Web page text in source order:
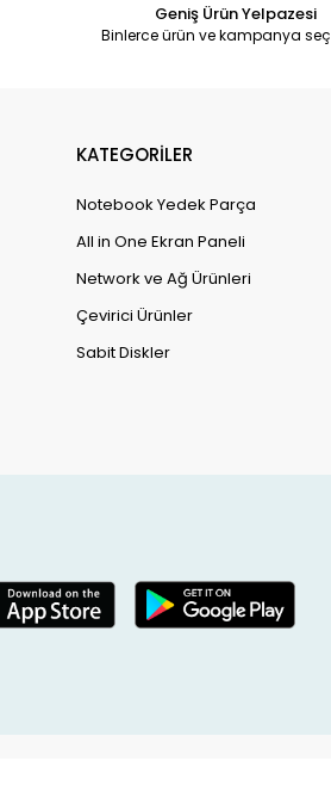
Geniş Ürün Yelpazesi
Binlerce ürün ve kampanya
KATEGORİLER
Notebook Yedek Parça
All in One Ekran Paneli
Network ve Ağ Ürünleri
Çevirici Ürünler
Sabit Diskler